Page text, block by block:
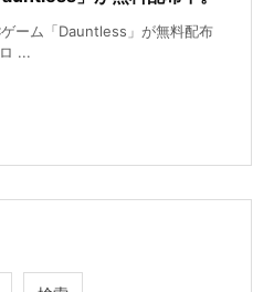
ーム「Dauntless」が無料配布
...